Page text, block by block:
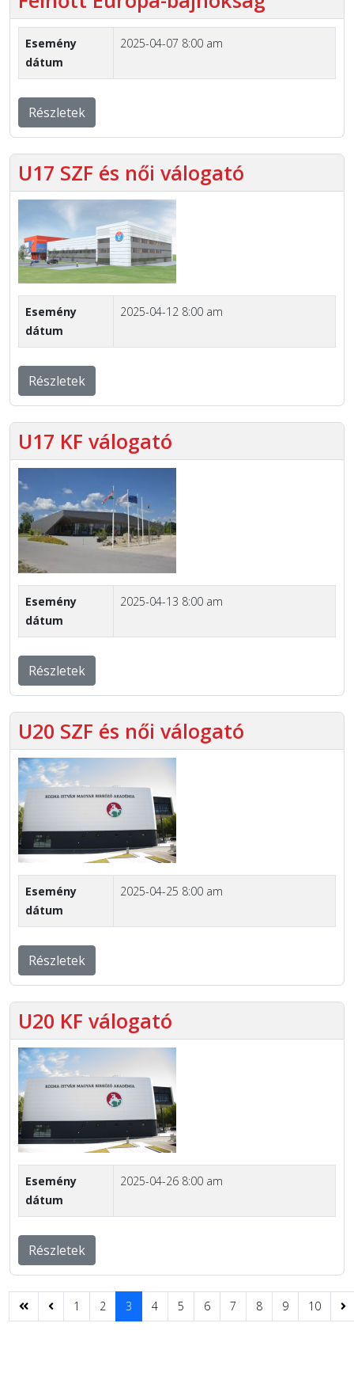
Esemény
dátum
2025-04-07 8:00 am
Részletek
U17 SZF és női válogató
Esemény
dátum
2025-04-12 8:00 am
Részletek
U17 KF válogató
Esemény
dátum
2025-04-13 8:00 am
Részletek
U20 SZF és női válogató
Esemény
dátum
2025-04-25 8:00 am
Részletek
U20 KF válogató
Esemény
dátum
2025-04-26 8:00 am
Részletek
1 2 3 4 5 6 7 8 9 10